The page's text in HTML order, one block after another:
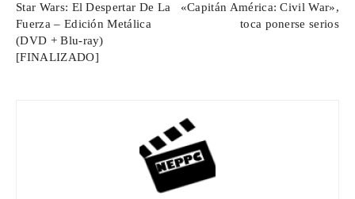
Star Wars: El Despertar De La
Fuerza – Edición Metálica
(DVD + Blu-ray)
[FINALIZADO]
«Capitán América: Civil War»,
toca ponerse serios